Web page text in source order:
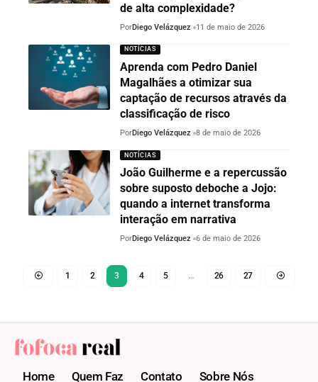
de alta complexidade?
PorDiego Velázquez 11 de maio de 2026
NOTÍCIAS
Aprenda com Pedro Daniel
Magalhães a otimizar sua
captação de recursos através da
classificação de risco
PorDiego Velázquez 8 de maio de 2026
NOTÍCIAS
João Guilherme e a repercussão
sobre suposto deboche a Jojo:
quando a internet transforma
interação em narrativa
PorDiego Velázquez 6 de maio de 2026
1 2 3 4 5 … 26 27
Home Quem Faz Contato Sobre Nós